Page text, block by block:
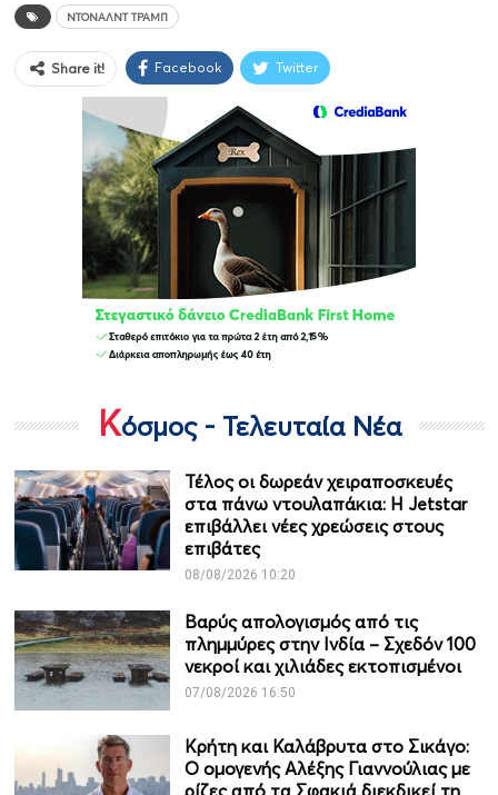
ΝΤΌΝΑΛΝΤ ΤΡΆΜΠ
Share it! Facebook Twitter
Κόσμος - Τελευταία Νέα
Τέλος οι δωρεάν χειραποσκευές
στα πάνω ντουλαπάκια: Η Jetstar
επιβάλλει νέες χρεώσεις στους
επιβάτες
08/08/2026 10:20
Βαρύς απολογισμός από τις
πλημμύρες στην Ινδία – Σχεδόν 100
νεκροί και χιλιάδες εκτοπισμένοι
07/08/2026 16:50
Κρήτη και Καλάβρυτα στο Σικάγο:
Ο ομογενής Αλέξης Γιαννούλιας με
ρίζες από τα Σφακιά διεκδικεί τη